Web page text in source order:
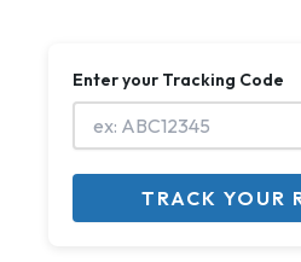
Enter your Tracking Code
TRACK YOUR